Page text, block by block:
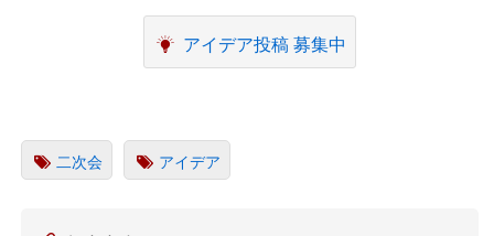
アイデア投稿 募集中
二次会 アイデア